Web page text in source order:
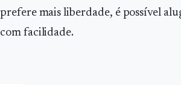
prefere mais liberdade, é possível
com facilidade.